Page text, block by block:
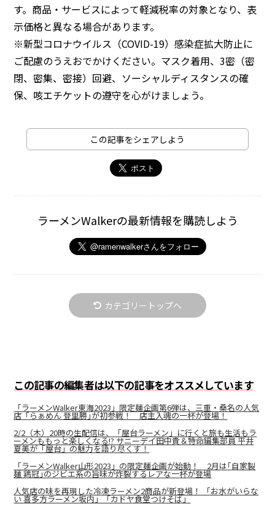
す。商品・サービスによって軽減税率の対象となり、表
示価格と異なる場合があります。
※新型コロナウイルス（COVID-19）感染症拡大防止に
ご配慮のうえおでかけください。マスク着用、3密（密
閉、密集、密接）回避、ソーシャルディスタンスの確
保、咳エチケットの遵守を心がけましょう。
この記事をシェアしよう
ラーメンWalkerの最新情報を購読しよう
カテゴリートップへ
この記事の編集者は以下の記事をオススメしています
「ラーメンWalker東海2023」限定麺企画第6弾は、三重・桑名の人気
店「らぁめん 登里勝｣が初参戦！ 店主入魂の一杯が登場！
2/2（木）20時の生配信は、「屋台ラーメン」に行くと旅も生活もラ
ーメンももっと楽しくなる!? サニーデイ田中貴＆特命編集部員 平井
夏美が「屋台」の魅力を語り尽くす！
「ラーメンWalker山形2023」の限定麺企画が始動！ 2月は｢自家製
麺 鶏冠｣のジビエ系の旨味が炸裂するレアな一杯が登場
人気店の味を再現した冷凍ラーメン2商品が新登場！ 「お水がいらな
い 喜多方ラーメン坂内」「カドヤ食堂つけそば」